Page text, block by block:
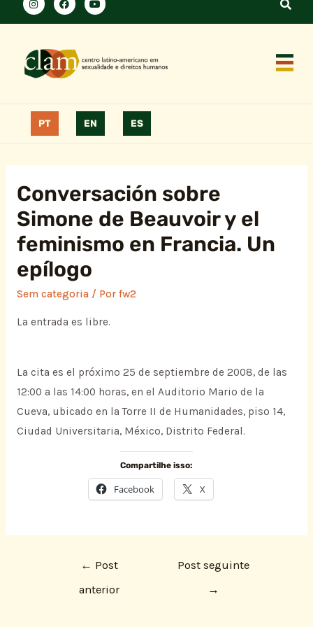
PT EN ES
Conversación sobre
Simone de Beauvoir y el
feminismo en Francia. Un
epílogo
Sem categoria/ Por fw2
La entrada es libre.
La cita es el próximo 25 de septiembre de 2008, de las
12:00 a las 14:00 horas, en el Auditorio Mario de la
Cueva, ubicado en la Torre II de Humanidades, piso 14,
Ciudad Universitaria, México, Distrito Federal.
Compartilhe isso:
Facebook X
← Post
anterior
Post seguinte
→